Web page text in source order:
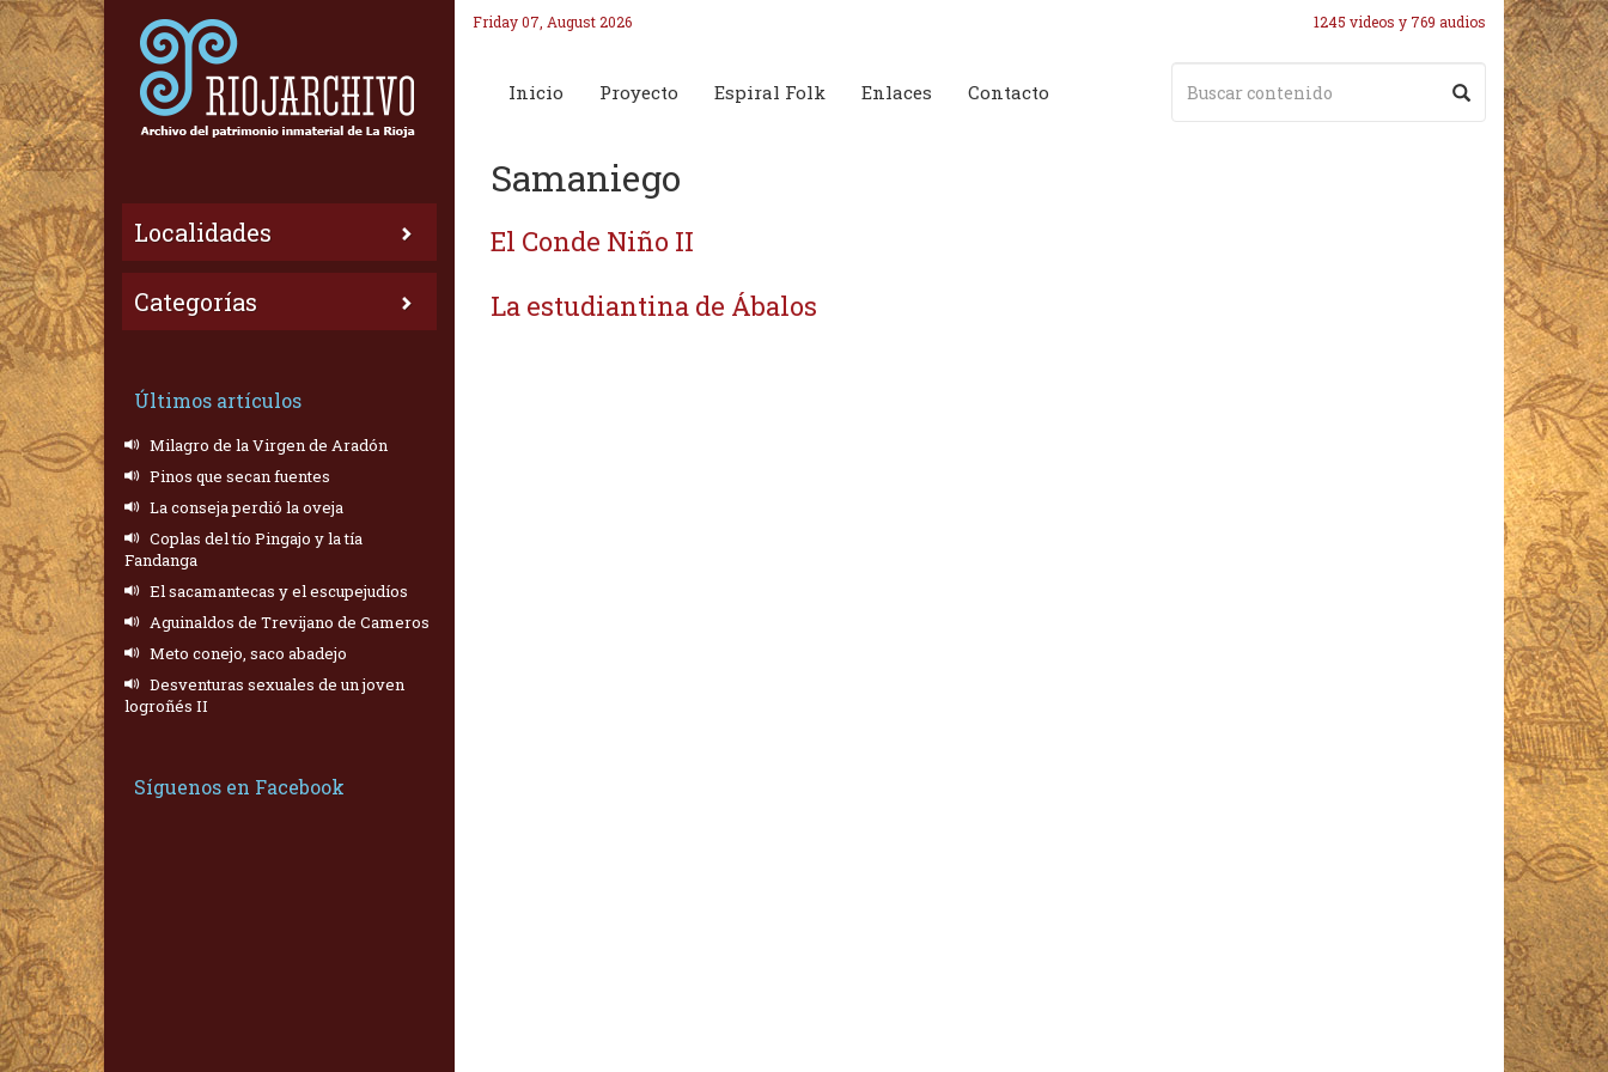
Localidades
Categorías
Últimos artículos
Milagro de la Virgen de Aradón
Pinos que secan fuentes
La conseja perdió la oveja
Coplas del tío Pingajo y la tía
Fandanga
El sacamantecas y el escupejudíos
Aguinaldos de Trevijano de Cameros
Meto conejo, saco abadejo
Desventuras sexuales de un joven
logroñés II
Síguenos en Facebook
Friday 07, August 2026 1245 videos y 769 audios
Inicio Proyecto Espiral Folk Enlaces Contacto
Samaniego
El Conde Niño II
La estudiantina de Ábalos